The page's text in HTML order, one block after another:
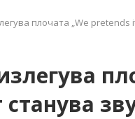
плочата „We pretends
станува